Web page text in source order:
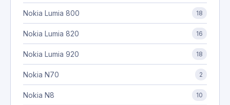
Nokia Lumia 800 18
Nokia Lumia 820 16
Nokia Lumia 920 18
Nokia N70 2
Nokia N8 10